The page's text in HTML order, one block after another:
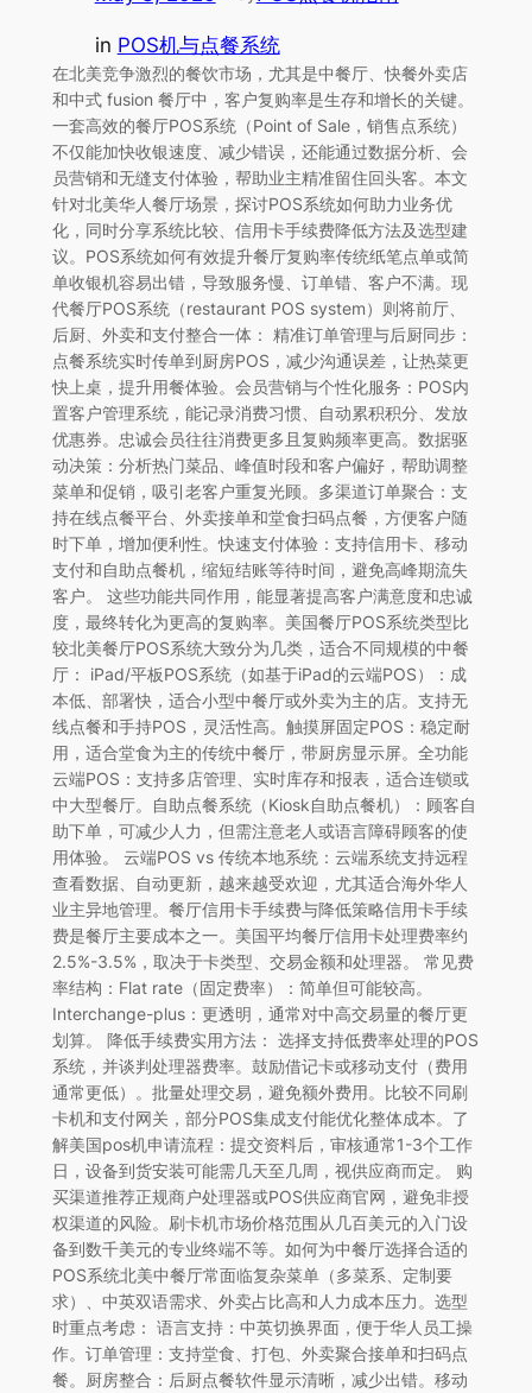
in POS机与点餐系统
在北美竞争激烈的餐饮市场，尤其是中餐厅、快餐外卖店
和中式 fusion 餐厅中，客户复购率是生存和增长的关键。
一套高效的餐厅POS系统（Point of Sale，销售点系统）
不仅能加快收银速度、减少错误，还能通过数据分析、会
员营销和无缝支付体验，帮助业主精准留住回头客。本文
针对北美华人餐厅场景，探讨POS系统如何助力业务优
化，同时分享系统比较、信用卡手续费降低方法及选型建
议。POS系统如何有效提升餐厅复购率传统纸笔点单或简
单收银机容易出错，导致服务慢、订单错、客户不满。现
代餐厅POS系统（restaurant POS system）则将前厅、
后厨、外卖和支付整合一体： 精准订单管理与后厨同步：
点餐系统实时传单到厨房POS，减少沟通误差，让热菜更
快上桌，提升用餐体验。会员营销与个性化服务：POS内
置客户管理系统，能记录消费习惯、自动累积积分、发放
优惠券。忠诚会员往往消费更多且复购频率更高。数据驱
动决策：分析热门菜品、峰值时段和客户偏好，帮助调整
菜单和促销，吸引老客户重复光顾。多渠道订单聚合：支
持在线点餐平台、外卖接单和堂食扫码点餐，方便客户随
时下单，增加便利性。快速支付体验：支持信用卡、移动
支付和自助点餐机，缩短结账等待时间，避免高峰期流失
客户。 这些功能共同作用，能显著提高客户满意度和忠诚
度，最终转化为更高的复购率。美国餐厅POS系统类型比
较北美餐厅POS系统大致分为几类，适合不同规模的中餐
厅： iPad/平板POS系统（如基于iPad的云端POS）：成
本低、部署快，适合小型中餐厅或外卖为主的店。支持无
线点餐和手持POS，灵活性高。触摸屏固定POS：稳定耐
用，适合堂食为主的传统中餐厅，带厨房显示屏。全功能
云端POS：支持多店管理、实时库存和报表，适合连锁或
中大型餐厅。自助点餐系统（Kiosk自助点餐机）：顾客自
助下单，可减少人力，但需注意老人或语言障碍顾客的使
用体验。 云端POS vs 传统本地系统：云端系统支持远程
查看数据、自动更新，越来越受欢迎，尤其适合海外华人
业主异地管理。餐厅信用卡手续费与降低策略信用卡手续
费是餐厅主要成本之一。美国平均餐厅信用卡处理费率约
2.5%-3.5%，取决于卡类型、交易金额和处理器。 常见费
率结构：Flat rate（固定费率）：简单但可能较高。
Interchange-plus：更透明，通常对中高交易量的餐厅更
划算。 降低手续费实用方法： 选择支持低费率处理的POS
系统，并谈判处理器费率。鼓励借记卡或移动支付（费用
通常更低）。批量处理交易，避免额外费用。比较不同刷
卡机和支付网关，部分POS集成支付能优化整体成本。了
解美国pos机申请流程：提交资料后，审核通常1-3个工作
日，设备到货安装可能需几天至几周，视供应商而定。 购
买渠道推荐正规商户处理器或POS供应商官网，避免非授
权渠道的风险。刷卡机市场价格范围从几百美元的入门设
备到数千美元的专业终端不等。如何为中餐厅选择合适的
POS系统北美中餐厅常面临复杂菜单（多菜系、定制要
求）、中英双语需求、外卖占比高和人力成本压力。选型
时重点考虑： 语言支持：中英切换界面，便于华人员工操
作。订单管理：支持堂食、打包、外卖聚合接单和扫码点
餐。厨房整合：后厨点餐软件显示清晰，减少出错。移动